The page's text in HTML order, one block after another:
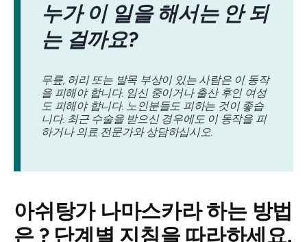
누가 이 일을 해서는 안 되
는 걸까요?
무릎, 허리 또는 발목 부상이 있는 사람은 이 동작
을 피해야 합니다. 임신 중이거나 출산 후인 여성
도 피해야 합니다. 노인분들도 피하는 것이 좋습
니다. 최근 수술을 받으신 경우에도 이 동작을 피
하거나 의료 전문가와 상담하십시오.
아쉬탕가 나마스카라하는 방법
은 ? 단계별 지침을 따라하세요.